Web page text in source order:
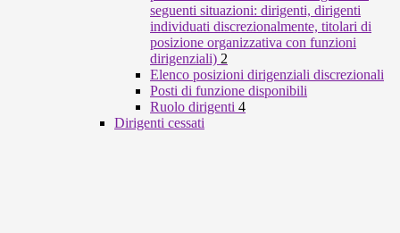
seguenti situazioni: dirigenti, dirigenti
individuati discrezionalmente, titolari di
posizione organizzativa con funzioni
dirigenziali) 2
Elenco posizioni dirigenziali discrezionali
Posti di funzione disponibili
Ruolo dirigenti 4
Dirigenti cessati